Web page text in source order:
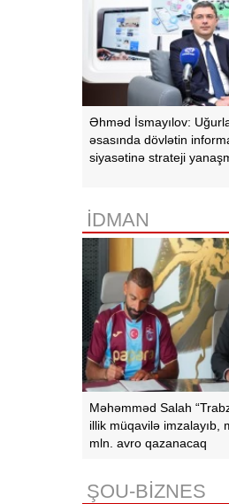
Əhməd İsmayılov:
əsasında dövlətin
siyasətinə strateji
İDMAN
Məhəmməd Salah
illik müqavilə imzalayıb,
mln. avro qazanacaq
ŞOU-BİZNES